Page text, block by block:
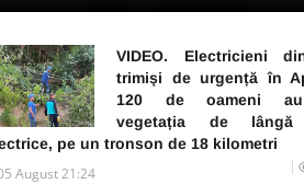
VIDEO. Electricieni
trimiși de urgență în
120 de oameni
vegetația de
pe un tronson de 18 kilometri
August 21:24